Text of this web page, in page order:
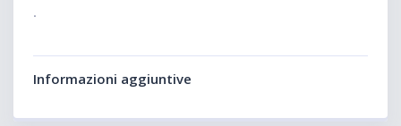
.
Informazioni aggiuntive